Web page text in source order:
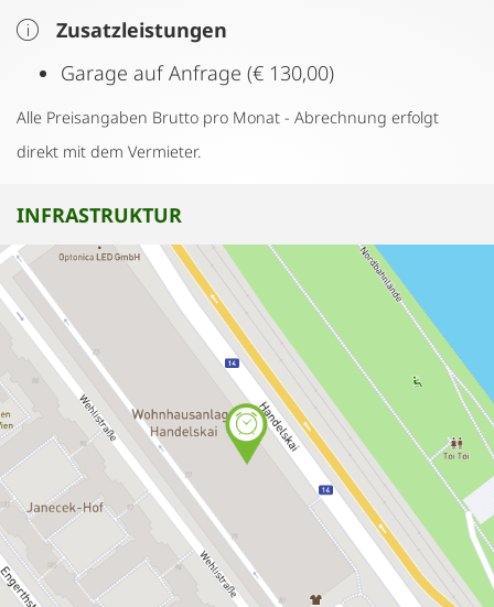
Zusatzleistungen
Garage auf Anfrage (€ 130,00)
Alle Preisangaben Brutto pro Monat - Abrechnung erfolgt
direkt mit dem Vermieter.
INFRASTRUKTUR